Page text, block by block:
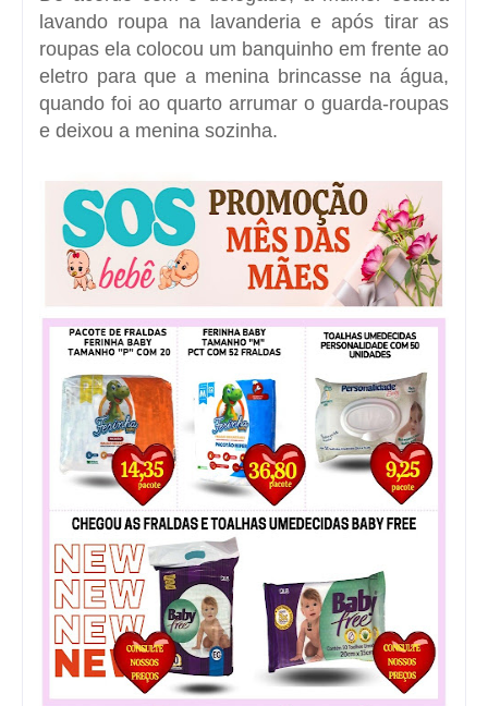
lavando roupa na lavanderia e após tirar as
roupas ela colocou um banquinho em frente ao
eletro para que a menina brincasse na água,
quando foi ao quarto arrumar o guarda-roupas
e deixou a menina sozinha.